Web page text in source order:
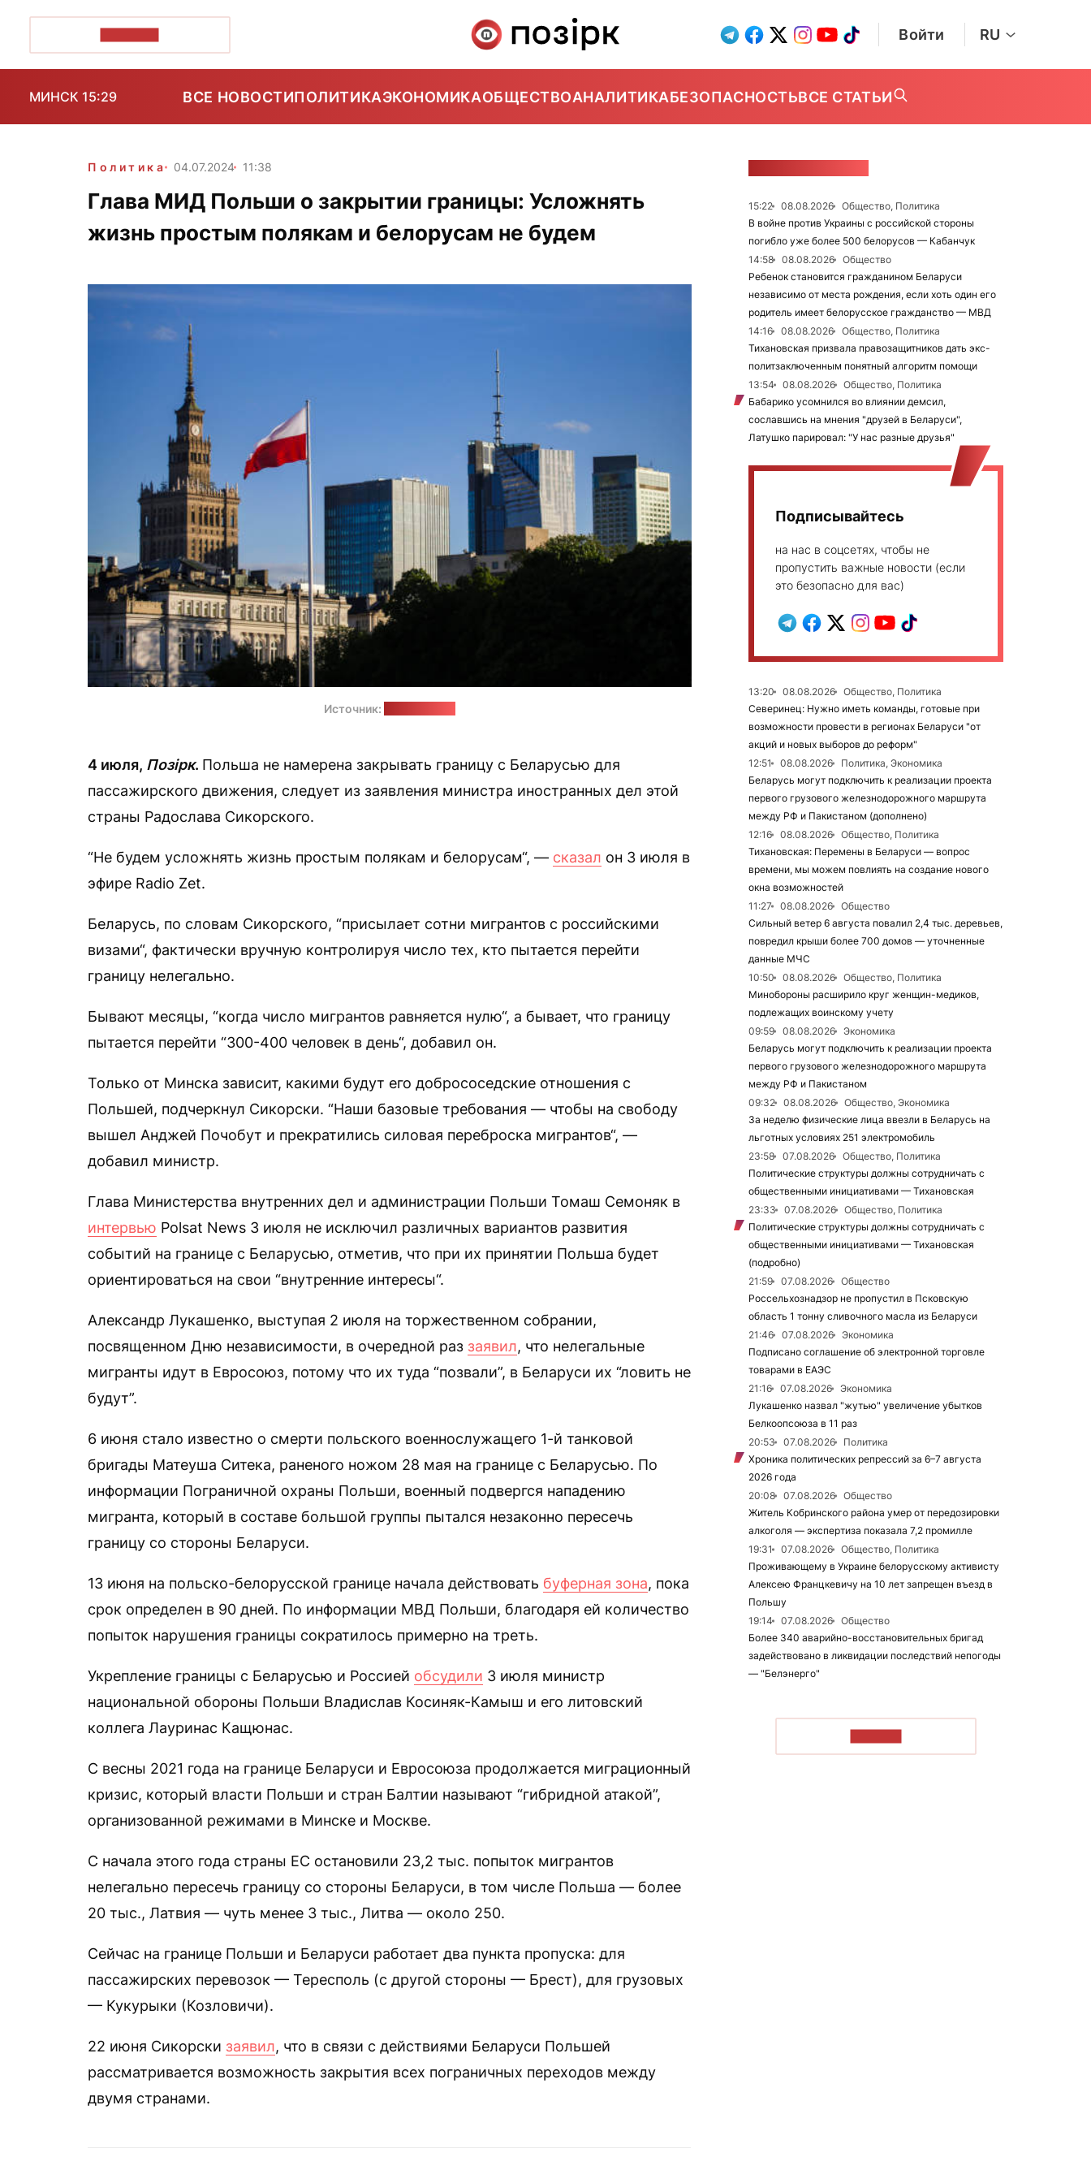
Войти RU
МИНСК 15:29 ВСЕ НОВОСТИПОЛИТИКАЭКОНОМИКАОБЩЕСТВОАНАЛИТИКАБЕЗОПАСНОСТЬВСЕ СТАТЬИ
Политика 04.07.2024 11:38
Глава МИД Польши о закрытии границы: Усложнять
жизнь простым полякам и белорусам не будем
Источник:
4 июля, Позірк. Польша не намерена закрывать границу с Беларусью для
пассажирского движения, следует из заявления министра иностранных дел этой
страны Радослава Сикорского.
“Не будем усложнять жизнь простым полякам и белорусам“, — сказал он 3 июля в
эфире Radio Zet.
Беларусь, по словам Сикорского, “присылает сотни мигрантов с российскими
визами“, фактически вручную контролируя число тех, кто пытается перейти
границу нелегально.
Бывают месяцы, “когда число мигрантов равняется нулю“, а бывает, что границу
пытается перейти “300-400 человек в день“, добавил он.
Только от Минска зависит, какими будут его добрососедские отношения с
Польшей, подчеркнул Сикорски. “Наши базовые требования — чтобы на свободу
вышел Анджей Почобут и прекратились силовая переброска мигрантов“, —
добавил министр.
Глава Министерства внутренних дел и администрации Польши Томаш Семоняк в
интервью Polsat News 3 июля не исключил различных вариантов развития
событий на границе с Беларусью, отметив, что при их принятии Польша будет
ориентироваться на свои “внутренние интересы“.
Александр Лукашенко, выступая 2 июля на торжественном собрании,
посвященном Дню независимости, в очередной раз заявил, что нелегальные
мигранты идут в Евросоюз, потому что их туда “позвали”, в Беларуси их “ловить не
будут”.
6 июня стало известно о смерти польского военнослужащего 1-й танковой
бригады Матеуша Ситека, раненого ножом 28 мая на границе с Беларусью. По
информации Пограничной охраны Польши, военный подвергся нападению
мигранта, который в составе большой группы пытался незаконно пересечь
границу со стороны Беларуси.
13 июня на польско-белорусской границе начала действовать буферная зона, пока
срок определен в 90 дней. По информации МВД Польши, благодаря ей количество
попыток нарушения границы сократилось примерно на треть.
Укрепление границы с Беларусью и Россией обсудили 3 июля министр
национальной обороны Польши Владислав Косиняк-Камыш и его литовский
коллега Лауринас Кащюнас.
С весны 2021 года на границе Беларуси и Евросоюза продолжается миграционный
кризис, который власти Польши и стран Балтии называют “гибридной атакой”,
организованной режимами в Минске и Москве.
С начала этого года страны ЕС остановили 23,2 тыс. попыток мигрантов
нелегально пересечь границу со стороны Беларуси, в том числе Польша — более
20 тыс., Латвия — чуть менее 3 тыс., Литва — около 250.
Сейчас на границе Польши и Беларуси работает два пункта пропуска: для
пассажирских перевозок — Тересполь (с другой стороны — Брест), для грузовых
— Кукурыки (Козловичи).
22 июня Сикорски заявил, что в связи с действиями Беларуси Польшей
рассматривается возможность закрытия всех пограничных переходов между
двумя странами.
15:22 08.08.2026
Общество, Политика
В войне против Украины с российской стороны
погибло уже более 500 белорусов — Кабанчук
14:58
08.08.2026
Общество
Ребенок становится гражданином Беларуси
независимо от места рождения, если хоть один его
родитель имеет белорусское гражданство — МВД
14:16
08.08.2026
Общество, Политика
Тихановская призвала правозащитников дать экс-
политзаключенным понятный алгоритм помощи
13:54
08.08.2026
Общество, Политика
Бабарико усомнился во влиянии демсил,
сославшись на мнения "друзей в Беларуси",
Латушко парировал: "У нас разные друзья"
Подписывайтесь
на нас в соцсетях, чтобы не
пропустить важные новости (если
это безопасно для вас)
13:20 08.08.2026
Общество, Политика
Северинец: Нужно иметь команды, готовые при
возможности провести в регионах Беларуси "от
акций и новых выборов до реформ"
12:51
08.08.2026
Политика, Экономика
Беларусь могут подключить к реализации проекта
первого грузового железнодорожного маршрута
между РФ и Пакистаном (дополнено)
12:16
08.08.2026
Общество, Политика
Тихановская: Перемены в Беларуси — вопрос
времени, мы можем повлиять на создание нового
окна возможностей
11:27
08.08.2026
Общество
Сильный ветер 6 августа повалил 2,4 тыс. деревьев,
повредил крыши более 700 домов — уточненные
данные МЧС
10:50
08.08.2026
Общество, Политика
Минобороны расширило круг женщин-медиков,
подлежащих воинскому учету
09:59
08.08.2026
Экономика
Беларусь могут подключить к реализации проекта
первого грузового железнодорожного маршрута
между РФ и Пакистаном
09:32
08.08.2026
Общество, Экономика
За неделю физические лица ввезли в Беларусь на
льготных условиях 251 электромобиль
23:58
07.08.2026
Общество, Политика
Политические структуры должны сотрудничать с
общественными инициативами — Тихановская
23:33
07.08.2026
Общество, Политика
Политические структуры должны сотрудничать с
общественными инициативами — Тихановская
(подробно)
21:59
07.08.2026
Общество
Россельхознадзор не пропустил в Псковскую
область 1 тонну сливочного масла из Беларуси
21:46
07.08.2026
Экономика
Подписано соглашение об электронной торговле
товарами в ЕАЭС
21:16
07.08.2026
Экономика
Лукашенко назвал "жутью" увеличение убытков
Белкоопсоюза в 11 раз
20:53
07.08.2026
Политика
Хроника политических репрессий за 6–7 августа
2026 года
20:08
07.08.2026
Общество
Житель Кобринского района умер от передозировки
алкоголя — экспертиза показала 7,2 промилле
19:31
07.08.2026
Общество, Политика
Проживающему в Украине белорусскому активисту
Алексею Францкевичу на 10 лет запрещен въезд в
Польшу
19:14
07.08.2026
Общество
Более 340 аварийно-восстановительных бригад
задействовано в ликвидации последствий непогоды
— "Белэнерго"